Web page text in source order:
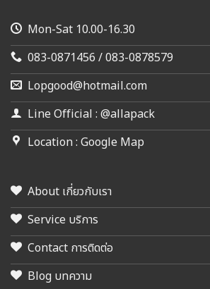
Mon-Sat 10.00-16.30
083-0871456 / 083-0878579
Lopgood@hotmail.com
Line Official : @allapack
Location : Google Map
About เกี่ยวกับเรา
Service บริการ
Contact การติดต่อ
Blog บทความ